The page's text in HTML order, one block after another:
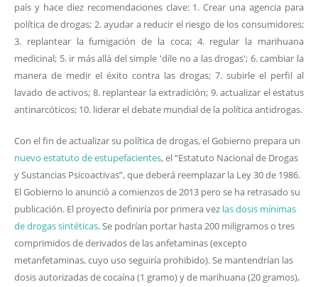
país y hace diez recomendaciones clave: 1. Crear una agencia para
política de drogas; 2. ayudar a reducir el riesgo de los consumidores;
3. replantear la fumigación de la coca; 4. regular la marihuana
medicinal; 5. ir más allá del simple 'dile no a las drogas'; 6. cambiar la
manera de medir el éxito contra las drogas; 7. subirle el perfil al
lavado de activos; 8. replantear la extradición; 9. actualizar el estatus
antinarcóticos; 10. liderar el debate mundial de la política antidrogas.
Con el fin de actualizar su política de drogas, el Gobierno prepara un
nuevo estatuto de estupefacientes, el “Estatuto Nacional de Drogas
y Sustancias Psicoactivas”, que deberá reemplazar la Ley 30 de 1986.
El Gobierno lo anunció a comienzos de 2013 pero se ha retrasado su
publicación. El proyecto definiría por primera vez las dosis mínimas
de drogas sintéticas. Se podrían portar hasta 200 miligramos o tres
comprimidos de derivados de las anfetaminas (excepto
metanfetaminas, cuyo uso seguiría prohibido). Se mantendrían las
dosis autorizadas de cocaína (1 gramo) y de marihuana (20 gramos),